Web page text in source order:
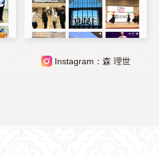
Instagram：森 理世